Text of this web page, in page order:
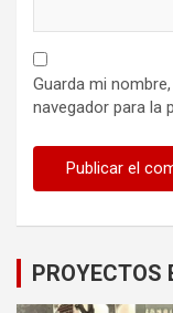
Guarda mi
navegador para la
PROYECTOS